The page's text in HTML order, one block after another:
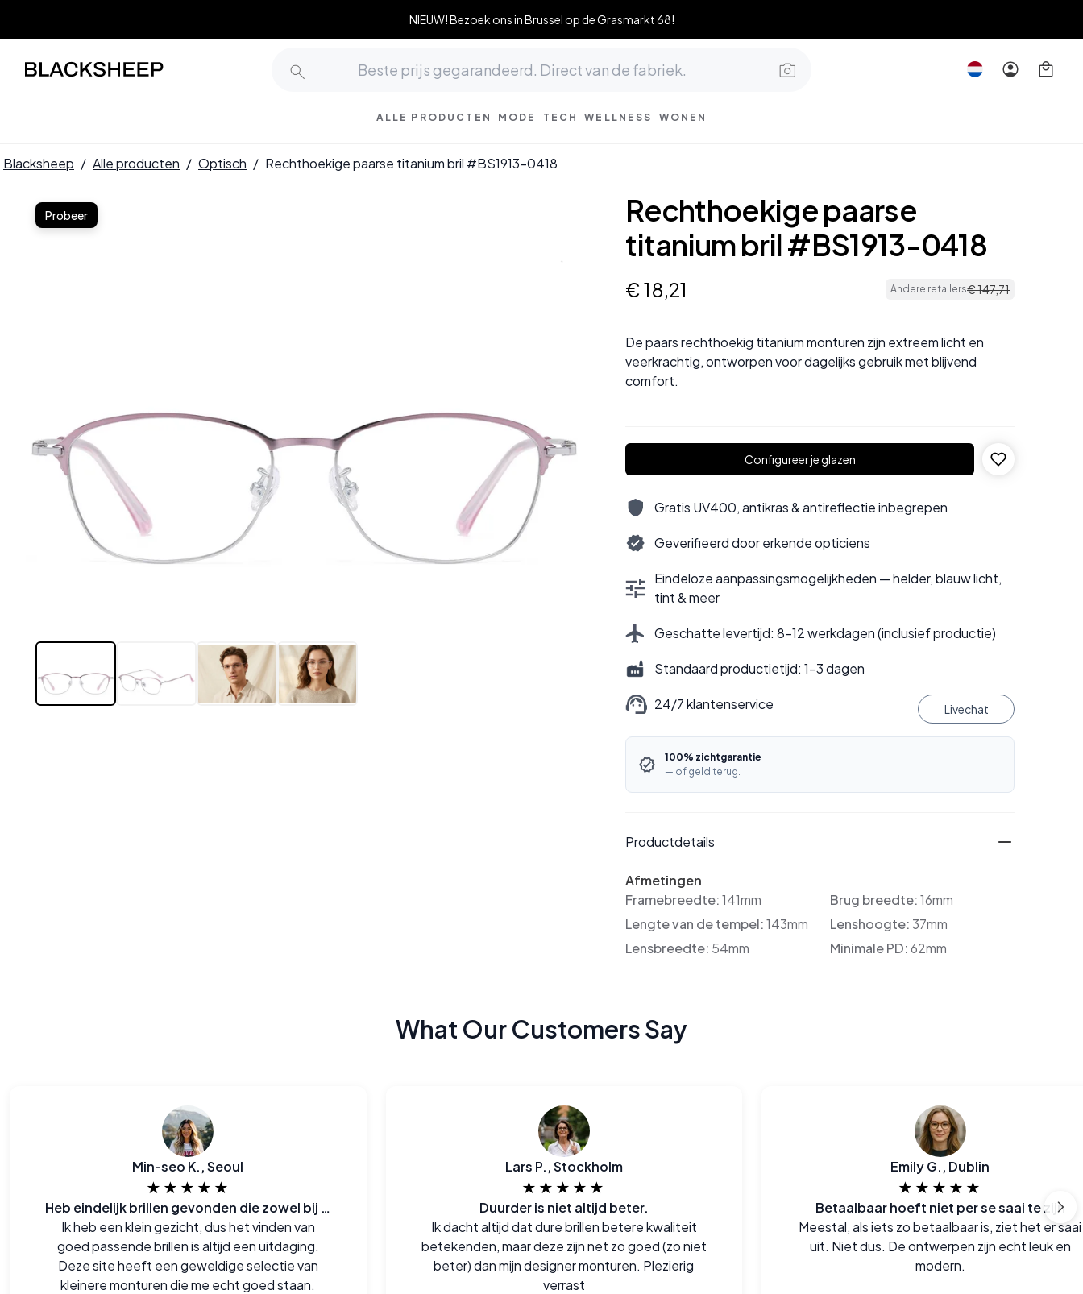
NIEUW! Bezoek ons in Brussel op de Grasmarkt 68!
ALLE PRODUCTEN MODE TECH WELLNESS WONEN
Blacksheep / Alle producten / Optisch / Rechthoekige paarse titanium bril #BS1913-0418
Probeer
Rechthoekige paarse
titanium bril #BS1913-0418
€ 18,21 Andere retailers€147,71
De paars rechthoekig titanium monturen zijn extreem licht en
veerkrachtig, ontworpen voor dagelijks gebruik met blijvend
comfort.
Configureer je glazen
Gratis UV400, antikras & antireflectie inbegrepen
Geverifieerd door erkende opticiens
Eindeloze aanpassingsmogelijkheden — helder, blauw licht,
tint & meer
Geschatte levertijd: 8–12 werkdagen (inclusief productie)
Standaard productietijd: 1–3 dagen
24/7 klantenservice Livechat
100% zichtgarantie
— of geld terug.
Productdetails
Afmetingen
Framebreedte:141mm Brug breedte:16mm
Lengte van de tempel:143mm Lenshoogte:37mm
Lensbreedte: 54mm Minimale PD:62mm
What Our Customers Say
Min-seo K., Seoul
★★★★★
Heb eindelijk brillen gevonden die zowel bij me passen als ook goed zijn voor de portemonee
Ik heb een klein gezicht, dus het vinden van
goed passende brillen is altijd een uitdaging.
Deze site heeft een geweldige selectie van
kleinere monturen die me echt goed staan.
Lars P., Stockholm
★★★★★
Duurder is niet altijd beter.
Ik dacht altijd dat dure brillen betere kwaliteit
betekenden, maar deze zijn net zo goed (zo niet
beter) dan mijn designer monturen. Plezierig
verrast
Emily G., Dublin
★★★★★
Betaalbaar hoeft niet per se saai te zijn
Meestal, als iets zo betaalbaar is, ziet het er saai
uit. Niet dus. De ontwerpen zijn echt leuk en
modern.